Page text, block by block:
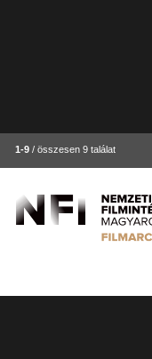
1-9 / összesen 9 találat